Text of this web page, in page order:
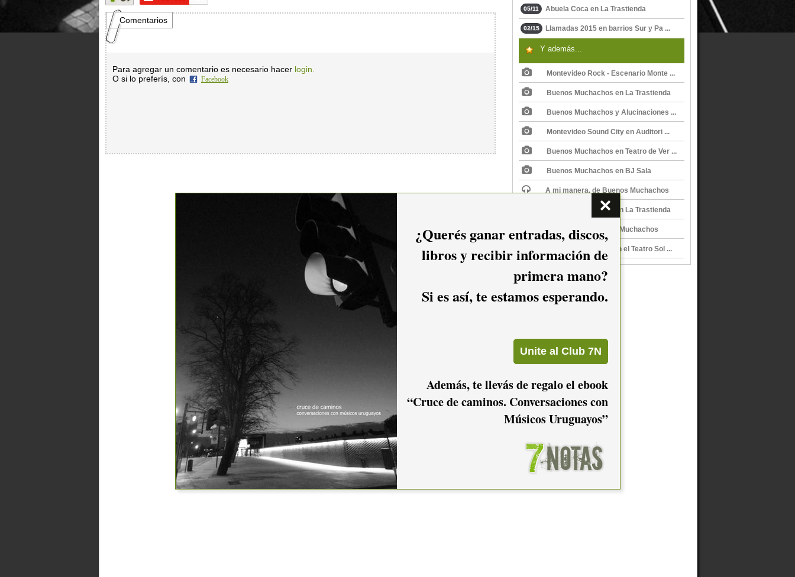
Comentarios
Para agregar un comentario es necesario hacer login.
O si lo preferís, con
Facebook
05/11 Abuela Coca en La Trastienda
02/15 Llamadas 2015 en barrios Sur y Pa ...
Y además...
Montevideo Rock - Escenario Monte ...
Buenos Muchachos en La Trastienda
Buenos Muchachos y Alucinaciones ...
Montevideo Sound City en Auditori ...
Buenos Muchachos en Teatro de Ver ...
Buenos Muchachos en BJ Sala
A mi manera, de Buenos Muchachos
Buenos Muchachos en La Trastienda
Venteveo, de Buenos Muchachos
Buenos Muchachos en el Teatro Sol ...
¿Querés ganar entradas, discos,
libros y recibir información de
primera mano?
Si es así, te estamos esperando.
Además, te llevás de regalo el ebook
“Cruce de caminos. Conversaciones con
Músicos Uruguayos”